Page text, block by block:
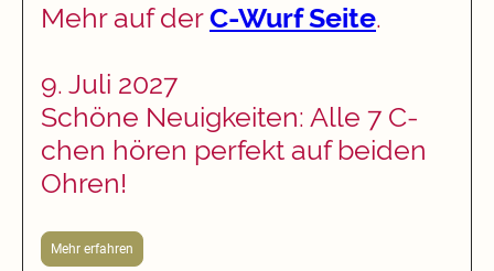
Mehr auf derC-Wurf Seite.
9. Juli 2027
Schöne Neuigkeiten: Alle 7 C-
chen hören perfekt auf beiden
Ohren!
Mehr erfahren